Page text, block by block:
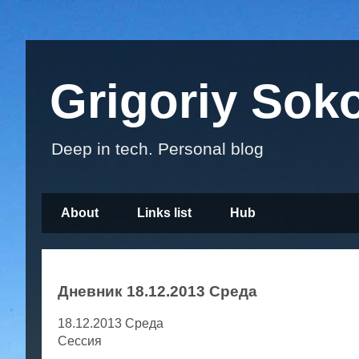
Grigoriy
Deep in tech. Personal blog
About Links list Hub
Дневник 18.12.2013 Среда
18.12.2013 Среда
Сессия